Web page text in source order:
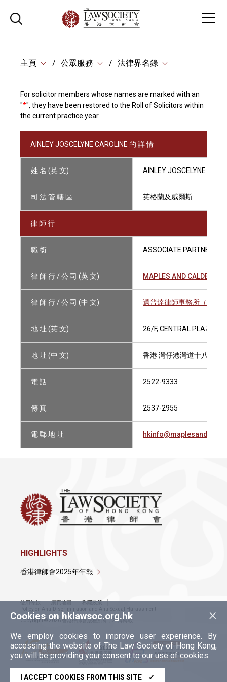
主頁 公眾服務 法律界名錄
For solicitor members whose names are marked with an
"*", they have been restored to the Roll of Solicitors within
the current practice year.
AINLEY JOSCELYNE CAROLINE 的 詳 情
姓 名 (英 文) AINLEY JOSCELYNE
司 法 管 轄 區 英格蘭及威爾斯
律 師 行
職 銜 ASSOCIATE PARTNER
律 師 行 / 公 司 (英 文) MAPLES AND CALDER
律 師 行 / 公 司 (中 文) 邁普達律師事務所（香港
地 址 (英 文) 26/F, CENTRAL PLAZA,18
地 址 (中 文) 香港 灣仔港灣道十八號中
電 話 2522-9333
傳 真 2537-2955
電 郵 地 址
×
Cookies on hklawsoc.org.hk
We employ cookies to improve user experience. By
accessing the website of The Law Society of Hong Kong,
you will be providing your consent to our use of cookies.
I ACCEPT COOKIES FROM THIS SITE ✓
HIGHLIGHTS
香港律師會2025年年報
使用條款 網頁地圖
私隱政策
Policy on Anti-Discrimination and Anti-Sexual Harassment
Copyright © 2026 香港律師會版權所有，不得轉載